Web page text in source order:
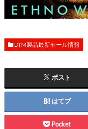
DTM製品最新セール情報
ポスト
はてブ
Pocket